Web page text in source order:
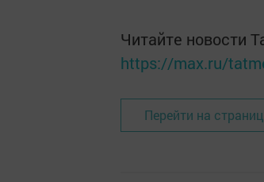
Читайте новости
https://max.ru/
Перейти на